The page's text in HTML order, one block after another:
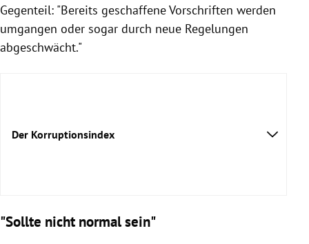
Gegenteil: "Bereits geschaffene Vorschriften werden
umgangen oder sogar durch neue Regelungen
abgeschwächt."
Der Korruptionsindex
"Sollte nicht normal sein"